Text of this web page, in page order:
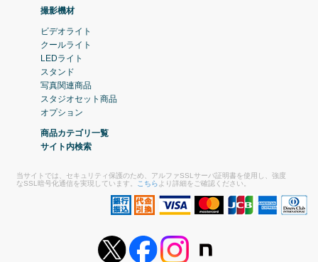
撮影機材
ビデオライト
クールライト
LEDライト
スタンド
写真関連商品
スタジオセット商品
オプション
商品カテゴリ一覧
サイト内検索
当サイトでは、セキュリティ保護のため、アルファSSLサーバ証明書を使用し、強度
なSSL暗号化通信を実現しています。
こちら より詳細をご確認ください。